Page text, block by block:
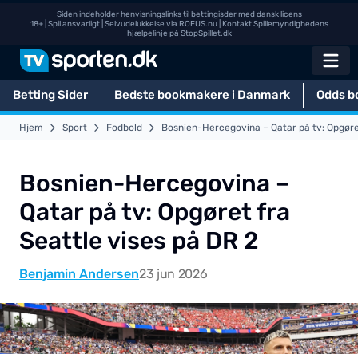
Siden indeholder henvisningslinks til bettingisder med dansk licens
18+ | Spil ansvarligt | Selvudelukkelse via ROFUS.nu| Kontakt Spillemyndighedens
hjælpelinje på StopSpillet.dk
Betting Sider Bedste bookmakere i Danmark Odds
Hjem Sport Fodbold Bosnien-Hercegovina – Qatar på tv:
Bosnien-Hercegovina –
Qatar på tv: Opgøret fra
Seattle vises på DR 2
Benjamin Andersen23 jun 2026